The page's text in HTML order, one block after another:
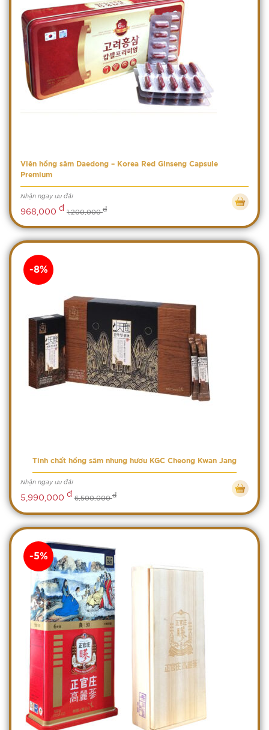
Viên hồng sâm Daedong – Korea Red Ginseng Capsule
Premium
Nhận ngay ưu đãi
968,000 đ 1,200,000đ
Tinh chất hồng sâm nhung hươu KGC Cheong Kwan Jang
Nhận ngay ưu đãi
5,990,000 đ 6,500,000đ
-8%
-5%